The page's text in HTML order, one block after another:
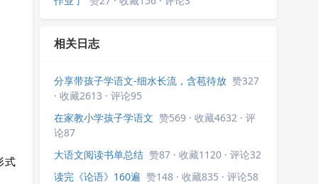
式
相关日志
分享带孩子学语文-细水长流，含苞待放 赞327
· 收藏2613 · 评论95
在家教小学孩子学语文 赞569 · 收藏4632 · 评
论87
大语文阅读书单总结 赞87 · 收藏1120 · 评论32
读完《论语》160遍 赞148 · 收藏835 · 评论58